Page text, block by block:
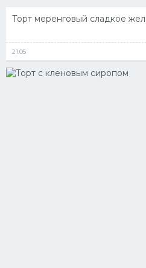
Торт меренговый сладкое
21.05